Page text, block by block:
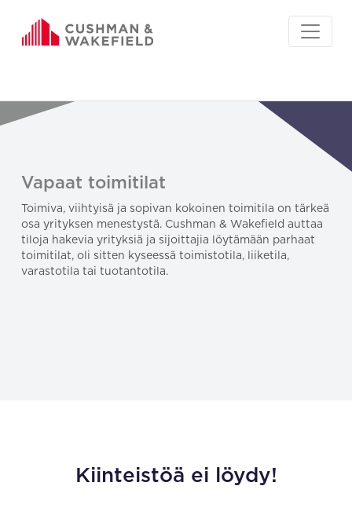
Vapaat toimitilat
Toimiva, viihtyisä ja sopivan kokoinen toimitila on tärkeä
osa yrityksen menestystä. Cushman & Wakefield auttaa
tiloja hakevia yrityksiä ja sijoittajia löytämään parhaat
toimitilat, oli sitten kyseessä toimistotila, liiketila,
varastotila tai tuotantotila.
Kiinteistöä ei löydy!